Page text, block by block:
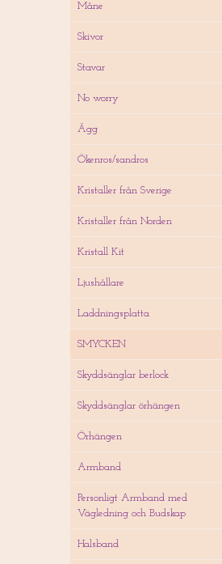
Måne
Skivor
Stavar
No worry
Ägg
Ökenros/sandros
Kristaller från Sverige
Kristaller från Norden
Kristall Kit
Ljushållare
Laddningsplatta
SMYCKEN
Skyddsänglar berlock
Skyddsänglar örhängen
Örhängen
Armband
Personligt Armband med
Vägledning och Budskap
Halsband